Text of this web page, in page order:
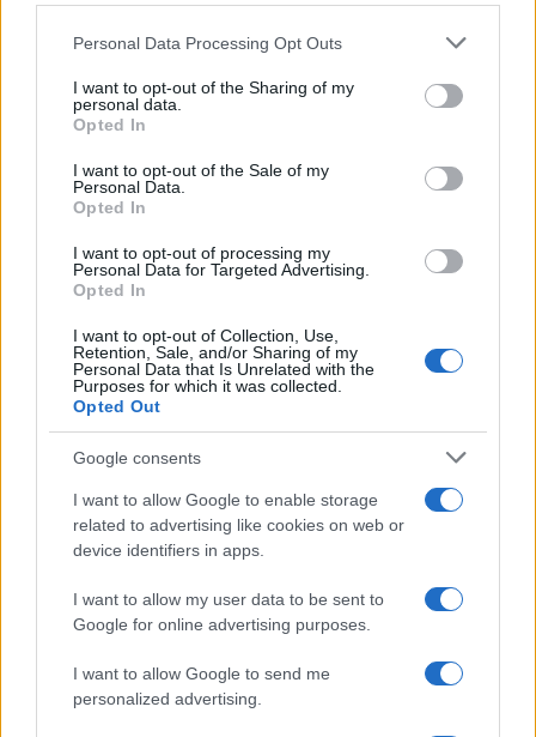
Personal Data Processing Opt Outs
I want to opt-out of the Sharing of my
personal data.
Opted In
I want to opt-out of the Sale of my
Personal Data.
Opted In
I want to opt-out of processing my
Personal Data for Targeted Advertising.
Opted In
I want to opt-out of Collection, Use,
Retention, Sale, and/or Sharing of my
Personal Data that Is Unrelated with the
Purposes for which it was collected.
Opted Out
Google consents
I want to allow Google to enable storage
related to advertising like cookies on web or
device identifiers in apps.
I want to allow my user data to be sent to
Google for online advertising purposes.
I want to allow Google to send me
personalized advertising.
L’energia nucleare
Ma la risposta è fatta anche di una nuova politica
energetica. Musk dice di sostenere il nucleare:
l’aumento sostanziale della produzione di energia
nucleare. La Weidel risponde di essere per la
diversificazione delle fonti energetiche e di
voler escludere alcuna tecnologia
“technology
), inclusa la tecnologia nucleare. Poi, ella
rincara un filo la dose, denunciando la chiusura –
fatta dall’uscente cancelliere Scholz – dell’ultima
centrale tedesca ancora aperta come la follia che
essa effettivamente è stata.
Certo, la tedesca è meno assolutamente
abbastanza, considerato che è nel bel mezzo di
una campagna elettorale.
Il gasdottoNord Stream